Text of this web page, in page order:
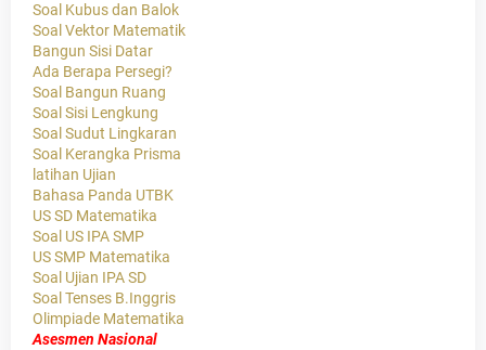
Soal Kubus dan Balok
Soal Vektor Matematik
Bangun Sisi Datar
Ada Berapa Persegi?
Soal Bangun Ruang
Soal Sisi Lengkung
Soal Sudut Lingkaran
Soal Kerangka Prisma
latihan Ujian
Bahasa Panda UTBK
US SD Matematika
Soal US IPA SMP
US SMP Matematika
Soal Ujian IPA SD
Soal Tenses B.Inggris
Olimpiade Matematika
Asesmen Nasional